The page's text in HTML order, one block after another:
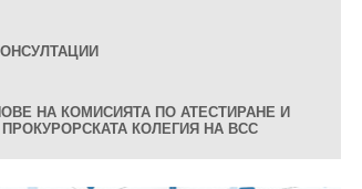
НА КОМИСИЯТА ПО АТЕСТИРАНЕ И
КОЛЕГИЯ НА ВСС